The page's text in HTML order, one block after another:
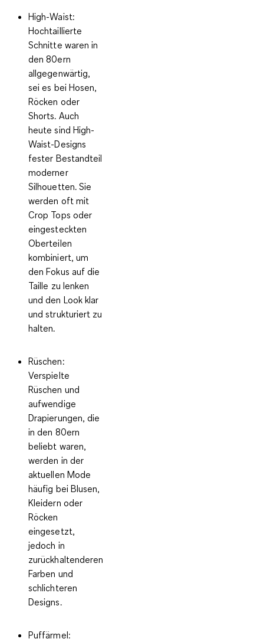
High-Waist:
Hochtaillierte
Schnitte waren in
den 80ern
allgegenwärtig,
sei es bei Hosen,
Röcken oder
Shorts. Auch
heute sind High-
Waist-Designs
fester Bestandteil
moderner
Silhouetten. Sie
werden oft mit
Crop Tops oder
eingesteckten
Oberteilen
kombiniert, um
den Fokus auf die
Taille zu lenken
und den Look klar
und strukturiert zu
halten.
Rüschen:
Verspielte
Rüschen und
aufwendige
Drapierungen, die
in den 80ern
beliebt waren,
werden in der
aktuellen Mode
häufig bei Blusen,
Kleidern oder
Röcken
eingesetzt,
jedoch in
zurückhaltenderen
Farben und
schlichteren
Designs.
Puffärmel: